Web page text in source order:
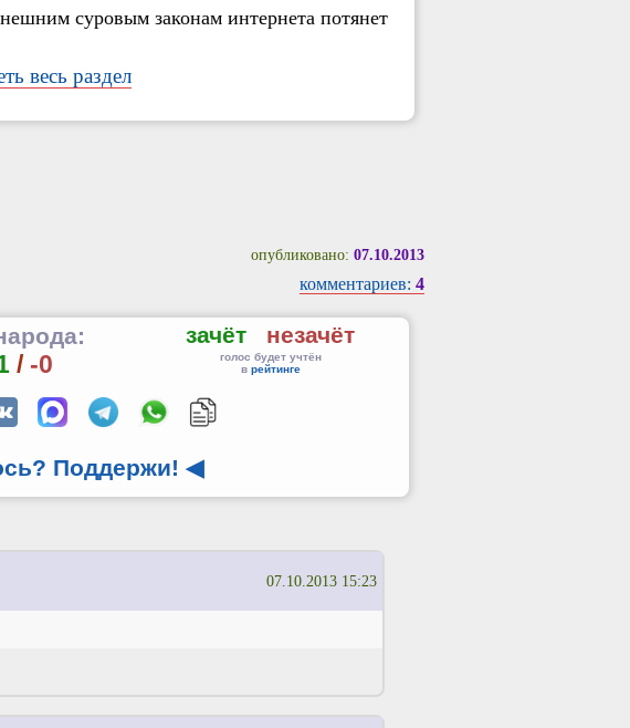
суровым законам интернета потянет
весь раздел
опубликовано: 07.10.2013
комментариев: 4
/ -0
зачёт незачёт
голос будет учтён
в рейтинге
Поддержи! ◀
07.10.2013 15:23